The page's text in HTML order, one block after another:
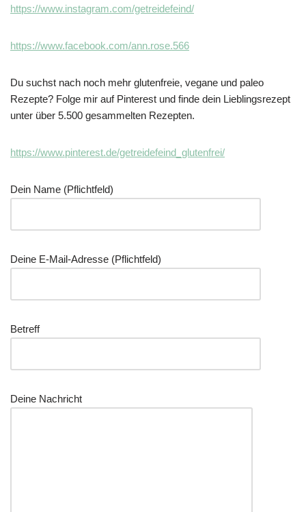
https://www.instagram.com/getreidefeind/
https://www.facebook.com/ann.rose.566
Du suchst nach noch mehr glutenfreie, vegane und paleo
Rezepte? Folge mir auf Pinterest und finde dein Lieblingsrezept
unter über 5.500 gesammelten Rezepten.
https://www.pinterest.de/getreidefeind_glutenfrei/
Dein Name (Pflichtfeld)
Deine E-Mail-Adresse (Pflichtfeld)
Betreff
Deine Nachricht